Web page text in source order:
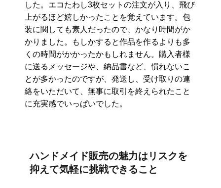
した。 エコたわし3枚セットの注文が入り、 飛び
上がるほど嬉しかったことを覚えています。 包
装に関しても素人だったので、かなり時間がか
かりました。
もしかすると作品を作るよりも多
くの時間がかかったかもしれません。購入者様
に送るメッセージや、納品書など、慣れないこ
とが多かったのですが、発送し、 受け取りの連
絡をいただいて、 無事に取引を終えられたこと
に充実感でいっぱいでした。
ハンドメイド販売の魅力はリスクを
抑えて気軽に挑戦できること